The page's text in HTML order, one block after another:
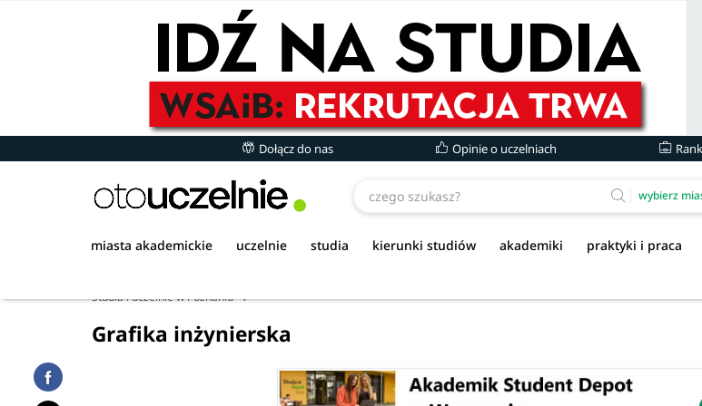
Dołącz do nas Opinie o uczelniach
wybierz
miasta akademickie uczelnie studia kierunki studiów akademiki praktyki i praca
Studia i uczelnie w Poznaniu
Grafika inżynierska